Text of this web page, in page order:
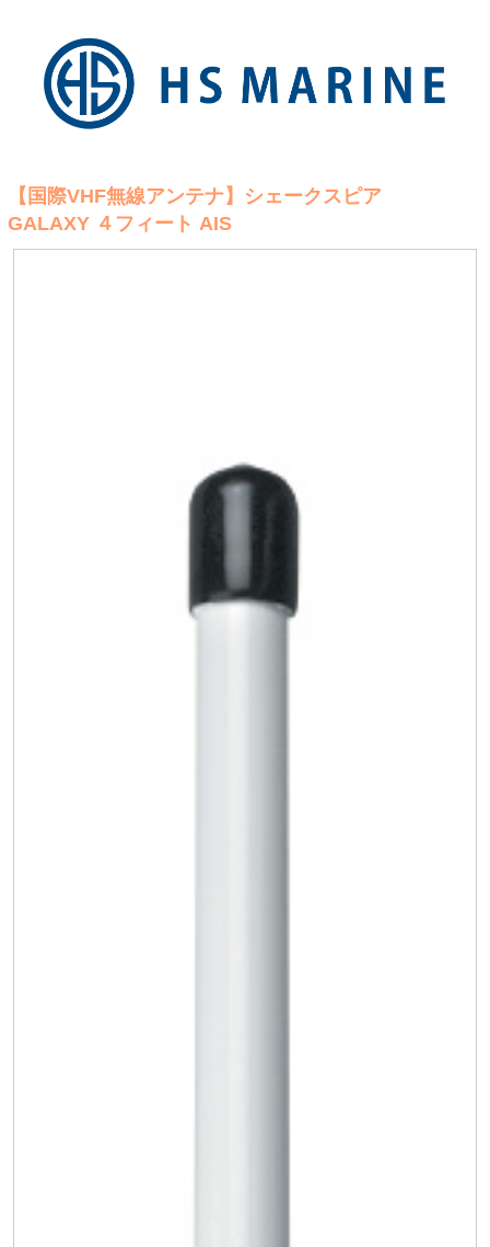
【国際VHF無線アンテナ】シェークスピア
GALAXY ４フィート AIS